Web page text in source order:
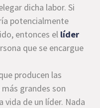
dicha labor. Si
potencialmente
entonces el líder
que se encargue
producen las
grandes son
vida de un líder. Nada